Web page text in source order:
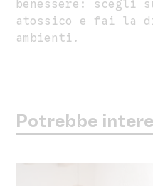
benessere: scegli
atossico e fai la
ambienti.
Potrebbe